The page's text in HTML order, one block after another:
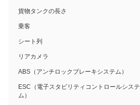
貨物タンクの長さ
乗客
シート列
リアカメラ
ABS（アンチロックブレーキシステム）
ESC（電子スタビリティコントロールシステ
ム）